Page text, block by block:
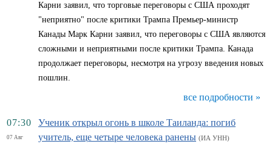
Карни заявил, что торговые переговоры с США проходят
"неприятно" после критики Трампа Премьер-министр
Канады Марк Карни заявил, что переговоры с США являются
сложными и неприятными после критики Трампа. Канада
продолжает переговоры, несмотря на угрозу введения новых
пошлин.
все подробности »
07:30
07 Авг
Ученик открыл огонь в школе Таиланда: погиб
учитель, еще четыре человека ранены (ИА УНН)